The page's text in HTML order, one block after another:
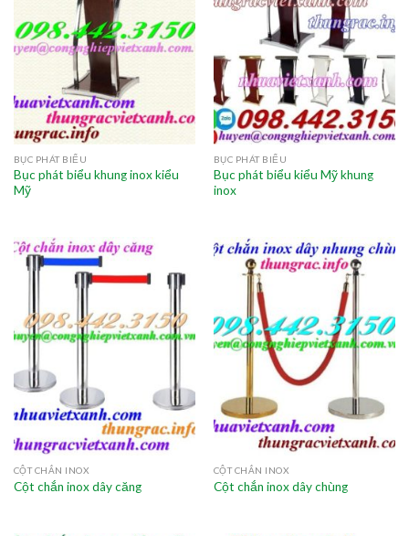
BỤC PHÁT BIỂU
Bục phát biểu khung inox kiểu
Mỹ
BỤC PHÁT BIỂU
Bục phát biểu kiểu Mỹ khung
inox
CỘT CHẮN INOX
Cột chắn inox dây căng
CỘT CHẮN INOX
Cột chắn inox dây chùng